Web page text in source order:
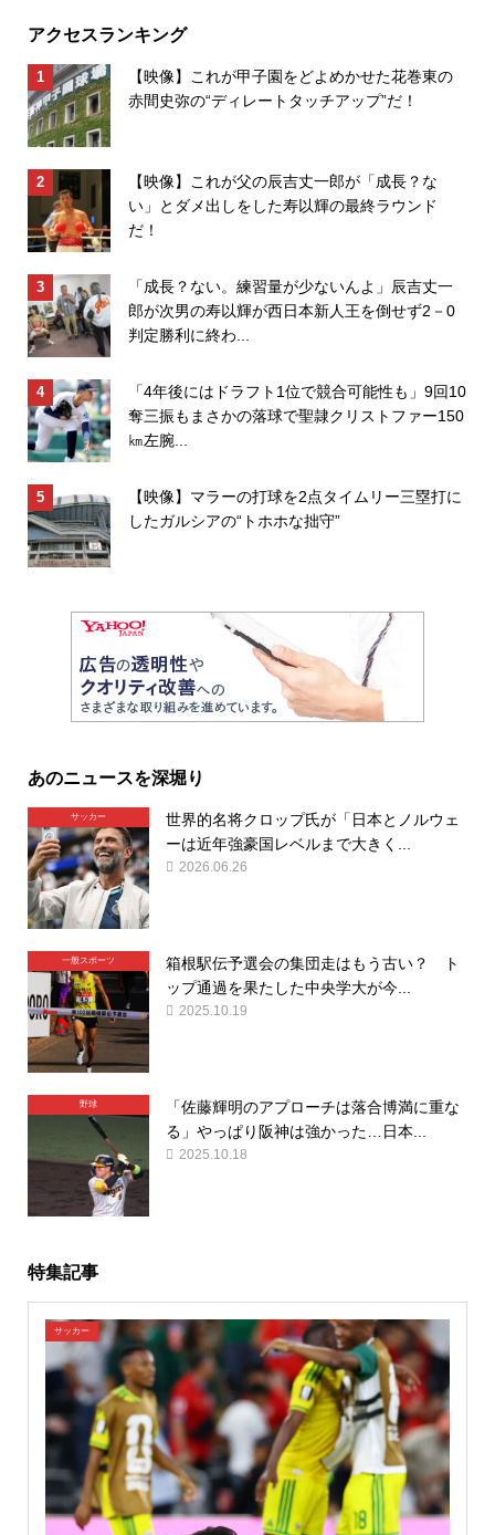
アクセスランキング
【映像】これが甲子園をどよめかせた花巻東の
赤間史弥の“ディレートタッチアップ”だ！
【映像】これが父の辰吉丈一郎が「成長？な
い」とダメ出しをした寿以輝の最終ラウンド
だ！
「成長？ない。練習量が少ないんよ」辰吉丈一
郎が次男の寿以輝が西日本新人王を倒せず2－0
判定勝利に終わ...
「4年後にはドラフト1位で競合可能性も」9回10
奪三振もまさかの落球で聖隷クリストファー150
㎞左腕...
【映像】マラーの打球を2点タイムリー三塁打に
したガルシアの“トホホな拙守”
あのニュースを深堀り
サッカー
世界的名将クロップ氏が「日本とノルウェ
ーは近年強豪国レベルまで大きく...
2026.06.26
一般スポーツ
箱根駅伝予選会の集団走はもう古い？ ト
ップ通過を果たした中央学大が今...
2025.10.19
野球
「佐藤輝明のアプローチは落合博満に重な
る」やっぱり阪神は強かった…日本...
2025.10.18
特集記事
サッカー